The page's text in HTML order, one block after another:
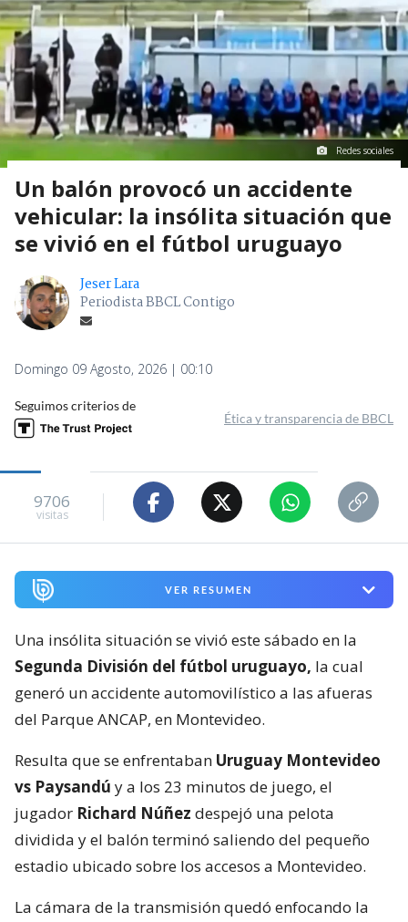
Redes sociales
Un balón provocó un accidente
vehicular: la insólita situación que
se vivió en el fútbol uruguayo
Jeser Lara
Periodista BBCL Contigo
Domingo 09 Agosto, 2026 | 00:10
Seguimos criterios de
Ética y transparencia de BBCL
9706
visitas
VER RESUMEN
Una insólita situación se vivió este sábado en la
Segunda División del fútbol uruguayo, la cual
generó un accidente automovilístico a las afueras
del Parque ANCAP, en Montevideo.
Resulta que se enfrentaban Uruguay Montevideo
vs Paysandú y a los 23 minutos de juego, el
jugador Richard Núñez despejó una pelota
dividida y el balón terminó saliendo del pequeño
estadio ubicado sobre los accesos a Montevideo.
La cámara de la transmisión quedó enfocando la